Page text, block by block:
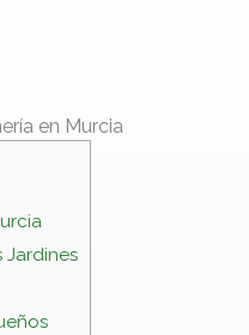
en Murcia
Jardines